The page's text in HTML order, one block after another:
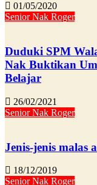
01/05/2020
Senior Nak Roger
Duduki SPM
Nak Buktikan
Belajar
26/02/2021
Senior Nak Roger
Jenis-jenis malas
18/12/2019
Senior Nak Roger